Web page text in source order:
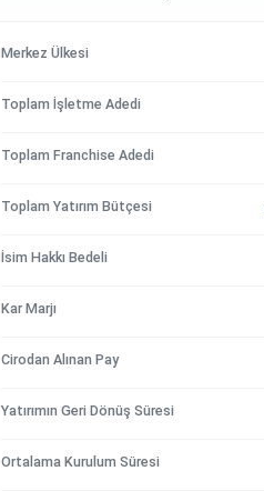
Merkez Ülkesi
Toplam İşletme Adedi
Toplam Franchise Adedi
Toplam Yatırım Bütçesi
İsim Hakkı Bedeli
Kar Marjı
Cirodan Alınan Pay
Yatırımın Geri Dönüş Süresi
Ortalama Kurulum Süresi